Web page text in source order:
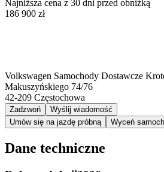
Najniższa cena z 30 dni przed obniżką
186 900 zł
Volkswagen Samochody Dostawcze
Makuszyńskiego 74/76
42-209 Częstochowa
Zadzwoń
Wyślij wiadomość
Umów się na jazdę próbną
Wyceń
Dane techniczne